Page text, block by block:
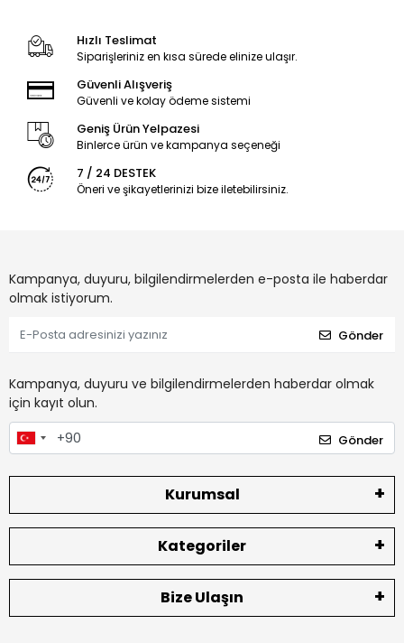
Hızlı Teslimat
Siparişleriniz en kısa sürede elinize ulaşır.
Güvenli Alışveriş
Güvenli ve kolay ödeme sistemi
Geniş Ürün Yelpazesi
Binlerce ürün ve kampanya seçeneği
7 / 24 DESTEK
Öneri ve şikayetlerinizi bize iletebilirsiniz.
Kampanya, duyuru, bilgilendirmelerden e-posta ile haberdar
olmak istiyorum.
Gönder
Kampanya, duyuru ve bilgilendirmelerden haberdar olmak
için kayıt olun.
Gönder
Kurumsal
Kategoriler
Bize Ulaşın